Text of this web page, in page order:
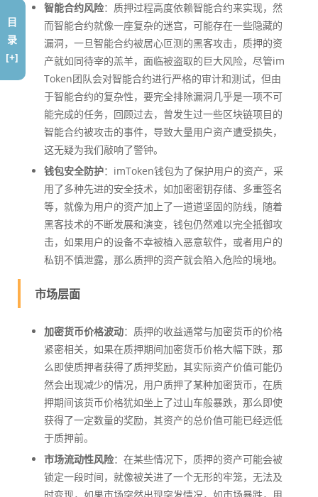
智能合约风险：质押过程高度依赖智能合约来实现，然
而智能合约就像一座复杂的迷宫，可能存在一些隐藏的
漏洞，一旦智能合约被居心叵测的黑客攻击，质押的资
产就如同待宰的羔羊，面临被盗取的巨大风险，尽管im
Token团队会对智能合约进行严格的审计和测试，但由
于智能合约的复杂性，要完全排除漏洞几乎是一项不可
能完成的任务，回顾过去，曾发生过一些区块链项目的
智能合约被攻击的事件，导致大量用户资产遭受损失，
这无疑为我们敲响了警钟。
钱包安全防护：imToken钱包为了保护用户的资产，采
用了多种先进的安全技术，如加密密钥存储、多重签名
等，就像为用户的资产加上了一道道坚固的防线，随着
黑客技术的不断发展和演变，钱包仍然难以完全抵御攻
击，如果用户的设备不幸被植入恶意软件，或者用户的
私钥不慎泄露，那么质押的资产就会陷入危险的境地。
市场层面
加密货币价格波动：质押的收益通常与加密货币的价格
紧密相关，如果在质押期间加密货币价格大幅下跌，那
么即使质押者获得了质押奖励，其实际资产价值可能仍
然会出现减少的情况，用户质押了某种加密货币，在质
押期间该货币价格犹如坐上了过山车般暴跌，那么即使
获得了一定数量的奖励，其资产的总价值可能已经远低
于质押前。
市场流动性风险：在某些情况下，质押的资产可能会被
锁定一段时间，就像被关进了一个无形的牢笼，无法及
目
录
[+]